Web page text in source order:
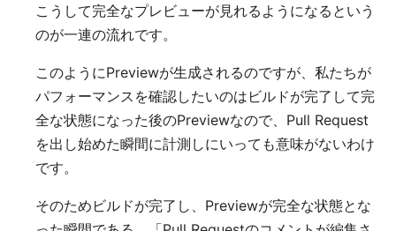
こうして完全なプレビューが見れるようになるという
のが一連の流れです。
このようにPreviewが生成されるのですが、私たちが
パフォーマンスを確認したいのはビルドが完了して完
全な状態になった後のPreviewなので、Pull Request
を出し始めた瞬間に計測しにいっても意味がないわけ
です。
そのためビルドが完了し、Previewが完全な状態とな